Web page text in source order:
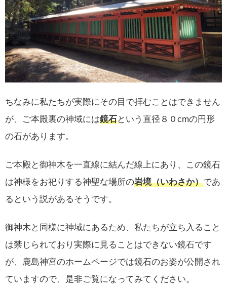
ちなみに私たちが実際にその目で拝むことはできません
が、ご本殿裏の神域には鏡石という直径８０cmの円形
の石があります。
ご本殿と御神木を一直線に結んだ線上にあり、この鏡石
は神様をお祀りする神聖な場所の岩境（いわさか）であ
るという説があるそうです。
御神木と同様に神域にあるため、私たちが立ち入ること
は禁じられており実際に見ることはできない鏡石です
が、鹿島神宮のホームページでは鏡石のお姿が公開され
ていますので、是非ご覧になってみてください。